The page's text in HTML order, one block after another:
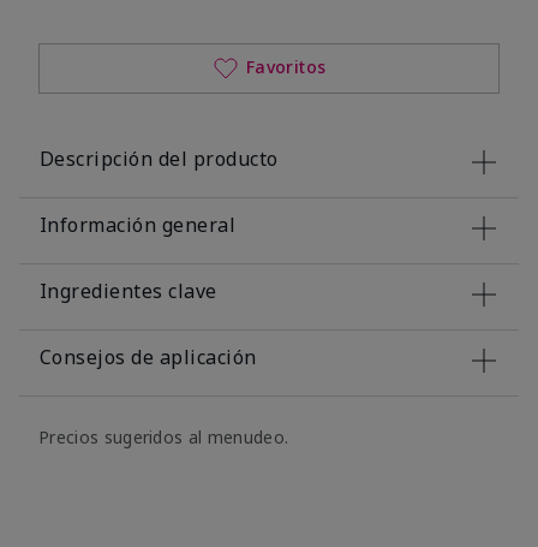
Favoritos
Descripción del producto
Información general
Ingredientes clave
Consejos de aplicación
Precios sugeridos al menudeo.